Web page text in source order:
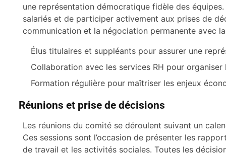
une représentation démocratique fidèle des
salariés et de participer activement aux prises de
communication et la négociation permanente avec
Élus titulaires et suppléants pour assurer une
Collaboration avec les services RH pour
Formation régulière pour maîtriser les enjeux
Réunions et prise de décisions
Les réunions du comité se déroulent suivant un
Ces sessions sont l’occasion de présenter les
de travail et les activités sociales. Toutes les